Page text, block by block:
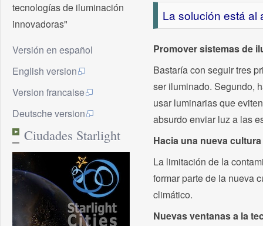
tecnologías de iluminación
innovadoras"
Versión en español
English version
Version francaise
Deutsche version
Ciudades Starlight
La solución está
Promover sistemas de
Bastaría con seguir tres
ser iluminado. Segundo,
usar luminarias que
absurdo enviar luz a las
Hacia una nueva
La limitación de la
formar parte de la nueva
climático.
Nuevas ventanas a la